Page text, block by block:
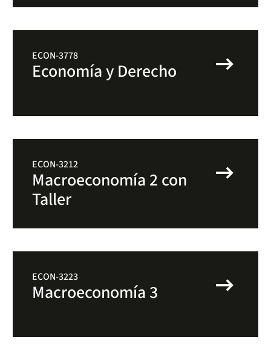
ECON-3778
Economía y Derecho arrow_right_alt
ECON-3212
Macroeconomía 2 con
Taller
arrow_right_alt
ECON-3223
Macroeconomía 3 arrow_right_alt